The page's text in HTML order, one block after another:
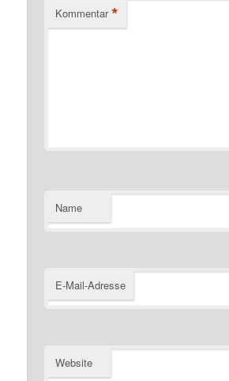
Kommentar *
Name
E-Mail-Adresse
Website